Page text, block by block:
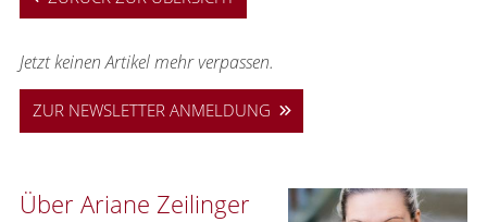
Jetzt keinen Artikel mehr verpassen.
ZUR NEWSLETTER ANMELDUNG
Über Ariane Zeilinger